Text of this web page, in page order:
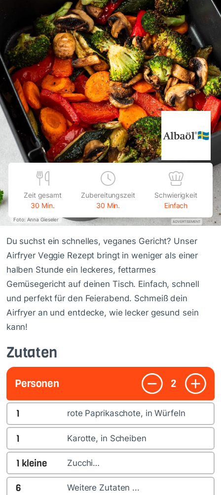
Foto: Anna Gieseler
Zeit gesamt
30 Min.
Zubereitungszeit
30 Min.
Schwierigkeit
Einfach
ADVERTISEMENT
Du suchst ein schnelles, veganes Gericht? Unser
Airfryer Veggie Rezept bringt in weniger als einer
halben Stunde ein leckeres, fettarmes
Gemüsegericht auf deinen Tisch. Einfach, schnell
und perfekt für den Feierabend. Schmeiß dein
Airfryer an und entdecke, wie lecker gesund sein
kann!
Zutaten
Personen 2
1 rote Paprikaschote, in Würfeln
1 Karotte, in Scheiben
1 kleine Zucchi…
6 Weitere Zutaten ...